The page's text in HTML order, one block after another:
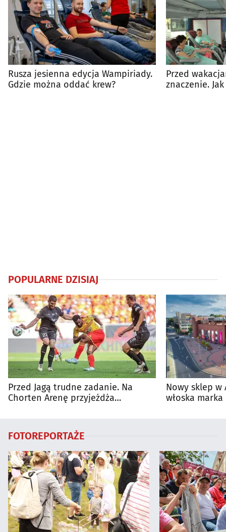
Rusza jesienna edycja Wampiriady.
Gdzie można oddać krew?
Przed
znaczenie.
POPULARNE DZISIAJ
Przed Jagą trudne zadanie. Na
Chorten Arenę przyjeżdża
Nowy sklep w
włoska
FOTOREPORTAŻE